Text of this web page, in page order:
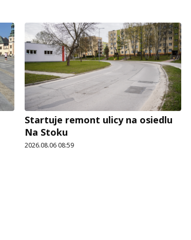
Startuje remont ulicy na osiedlu
Na Stoku
2026.08.06 08:59